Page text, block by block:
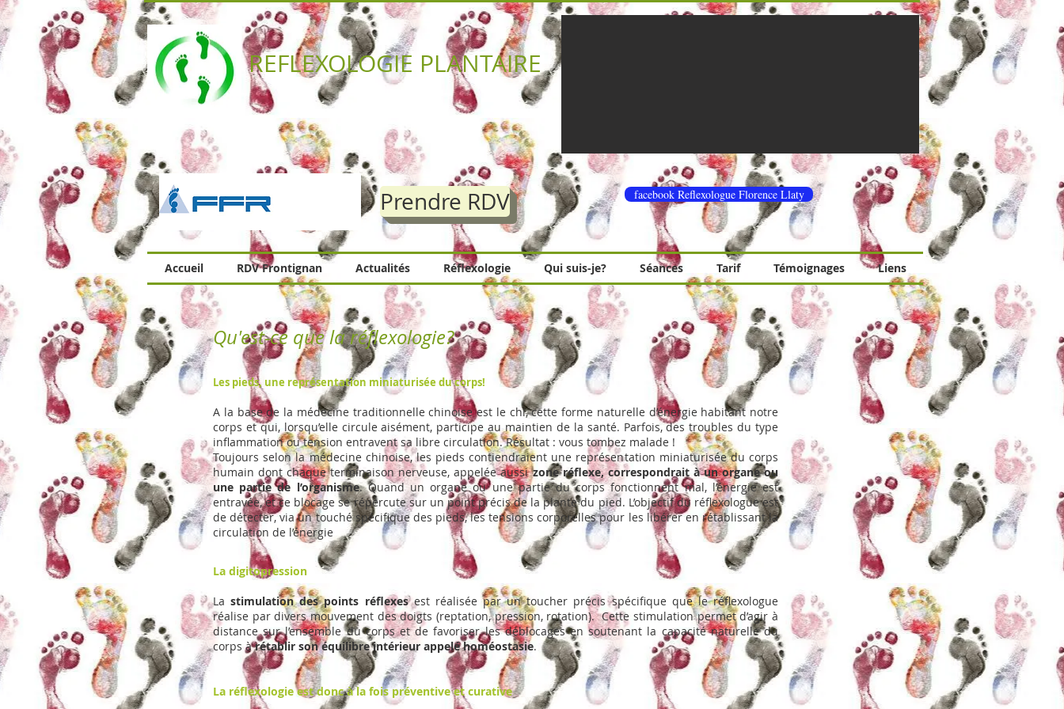
REFLEXOLOGIE PLANTAIRE
Prendre RDV facebook Reflexologue Florence Llaty
Accueil RDV Frontignan Actualités Réflexologie Qui suis-je? Séances Tarif Témoignages Liens
Qu'est-ce que la réflexologie?
Les pieds, une représentation miniaturisée du corps!
A la base de la médecine traditionnelle chinoise est le chi, cette forme naturelle d’énergie habitant notre
corps et qui, lorsqu’elle circule aisément, participe au maintien de la santé. Parfois, des troubles du type
inflammation ou tension entravent sa libre circulation. Résultat : vous tombez malade !
Toujours selon la médecine chinoise, les pieds contiendraient une représentation miniaturisée du corps
humain dont chaque terminaison nerveuse, appelée aussizone réflexe, correspondrait à un organe ou
une partie de l’organisme. Quand un organe ou une partie du corps fonctionnent mal, l’énergie est
entravée, et ce blocage se répercute sur un point précis de la plante du pied. L’objectif du réflexologue est
de détecter, via un touché spécifique des pieds, les tensions corporelles pour les libérer en rétablissant la
circulation de l’énergie
La digitopression
Lastimulation des points réflexesest réalisée par un toucher précis spécifique que le réflexologue
réalise par divers mouvement des doigts (reptation, pression, rotation). Cette stimulation permet d’agir à
distance sur l’ensemble du corps et de favoriser les déblocages en soutenant la capacité naturelle du
corps àrétablir son équilibre intérieur appelé homéostasie.
La réflexologie est donc à la fois préventive et curative